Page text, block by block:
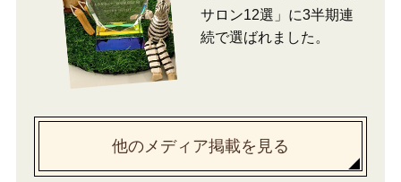
サロン12選」に3半期連
続で選ばれました。
他のメディア掲載を見る